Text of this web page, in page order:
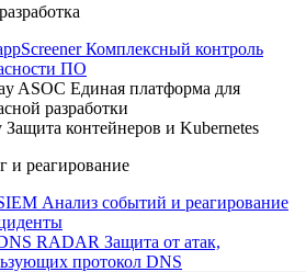
Комплексный контроль
ПО
ASOC Единая платформа для
разработки
Защита контейнеров и Kubernetes
и реагирование
Анализ событий и реагирование
RADAR Защита от атак,
протокол DNS